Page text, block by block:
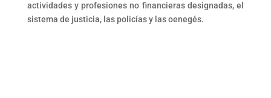
actividades y profesiones no financieras designadas, el
sistema de justicia, las policías y las oenegés.